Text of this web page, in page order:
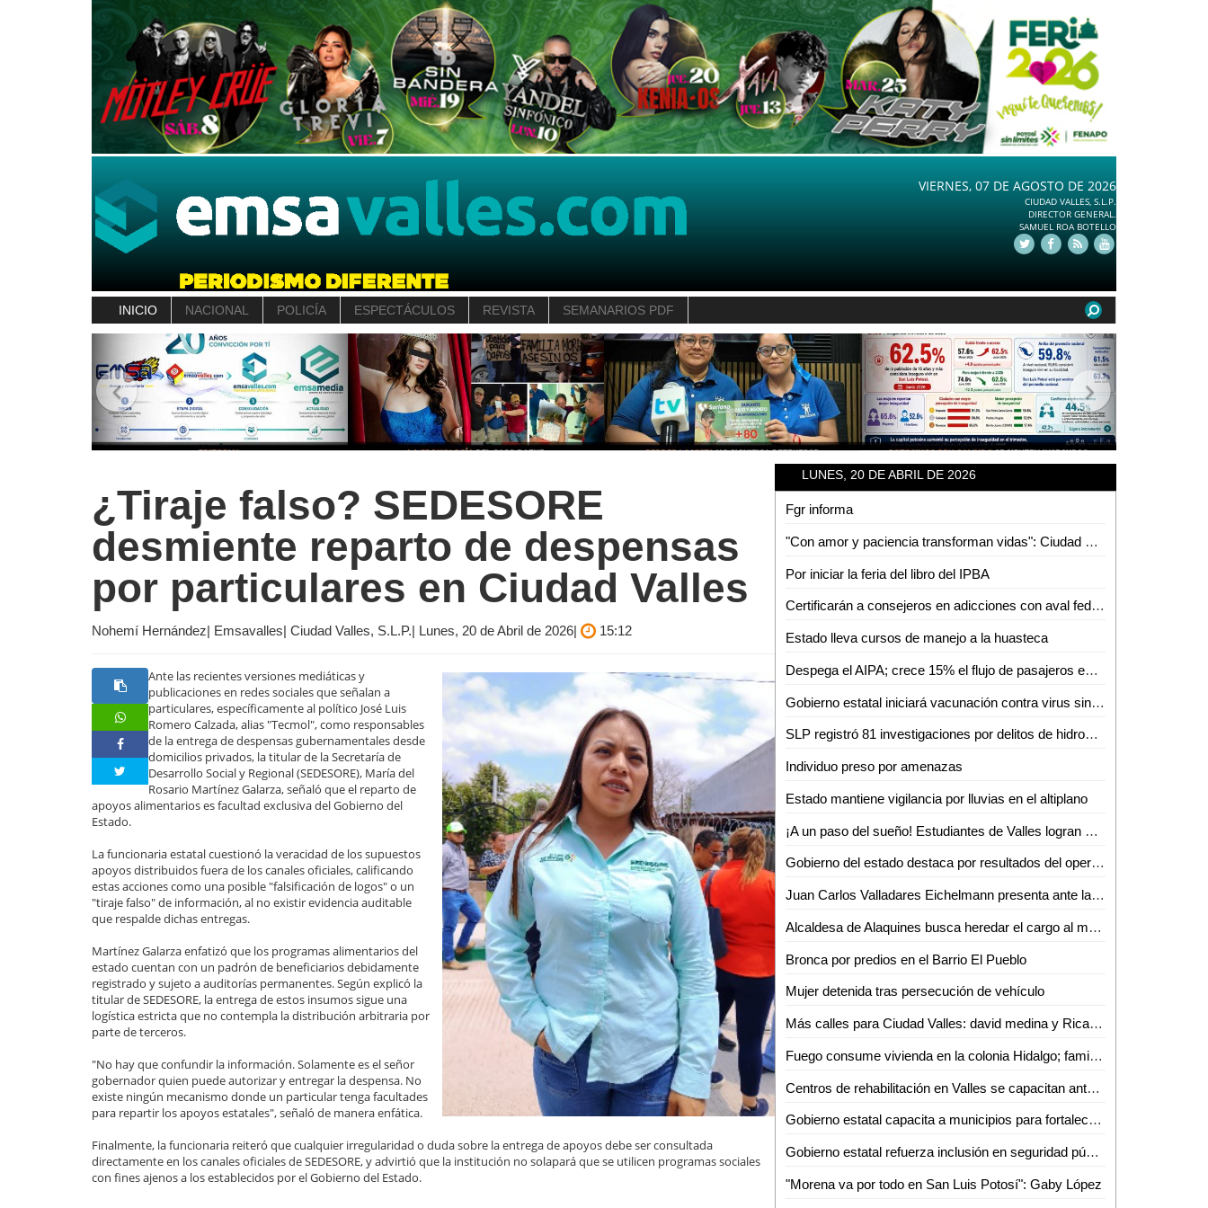
VIERNES, 07 DE AGOSTO DE 2026
CIUDAD VALLES, S.L.P.
DIRECTOR GENERAL.
SAMUEL ROA BOTELLO
INICIO NACIONAL POLICÍA ESPECTÁCULOS REVISTA SEMANARIOS PDF
¿Tiraje falso? SEDESORE
desmiente reparto de despensas
por particulares en Ciudad Valles
Nohemí Hernández| Emsavalles| Ciudad Valles, S.L.P.| Lunes, 20 de Abril de 2026| 15:12
Ante las recientes versiones mediáticas y
publicaciones en redes sociales que señalan a
particulares, específicamente al político José Luis
Romero Calzada, alias "Tecmol", como responsables
de la entrega de despensas gubernamentales desde
domicilios privados, la titular de la Secretaría de
Desarrollo Social y Regional (SEDESORE), María del
Rosario Martínez Galarza, señaló que el reparto de
apoyos alimentarios es facultad exclusiva del Gobierno del
Estado.
La funcionaria estatal cuestionó la veracidad de los supuestos
apoyos distribuidos fuera de los canales oficiales, calificando
estas acciones como una posible "falsificación de logos" o un
"tiraje falso" de información, al no existir evidencia auditable
que respalde dichas entregas.
Martínez Galarza enfatizó que los programas alimentarios del
estado cuentan con un padrón de beneficiarios debidamente
registrado y sujeto a auditorías permanentes. Según explicó la
titular de SEDESORE, la entrega de estos insumos sigue una
logística estricta que no contempla la distribución arbitraria por
parte de terceros.
"No hay que confundir la información. Solamente es el señor
gobernador quien puede autorizar y entregar la despensa. No
existe ningún mecanismo donde un particular tenga facultades
para repartir los apoyos estatales", señaló de manera enfática.
Finalmente, la funcionaria reiteró que cualquier irregularidad o duda sobre la entrega de apoyos debe ser consultada
directamente en los canales oficiales de SEDESORE, y advirtió que la institución no solapará que se utilicen programas sociales
con fines ajenos a los establecidos por el Gobierno del Estado.
LUNES, 20 DE ABRIL DE 2026
Fgr informa
"Con amor y paciencia transforman vidas": Ciudad Valles reconoce a educadoras en emotivo homenaje
Por iniciar la feria del libro del IPBA
Certificarán a consejeros en adicciones con aval federal en Ciudad Valles
Estado lleva cursos de manejo a la huasteca
Despega el AIPA; crece 15% el flujo de pasajeros en arranque de 2026
Gobierno estatal iniciará vacunación contra virus sincitial respiratorio para proteger a bebés
SLP registró 81 investigaciones por delitos de hidrocarburos en 2025
Individuo preso por amenazas
Estado mantiene vigilancia por lluvias en el altiplano
¡A un paso del sueño! Estudiantes de Valles logran 99% para ir al "Mundialito"
Gobierno del estado destaca por resultados del operativo "Convoy" en la zona metropolitana
Juan Carlos Valladares Eichelmann presenta ante la AMPI San Luis Potosí iniciativa federal para profesionalizar el mercado inmobiliario
Alcaldesa de Alaquines busca heredar el cargo al marido
Bronca por predios en el Barrio El Pueblo
Mujer detenida tras persecución de vehículo
Más calles para Ciudad Valles: david medina y Ricardo Gallardo entregan nueva vialidad en calle haití
Fuego consume vivienda en la colonia Hidalgo; familia queda a salvo
Centros de rehabilitación en Valles se capacitan ante ola de jóvenes atrapados por las drogas
Gobierno estatal capacita a municipios para fortalecer la fiscalización de recursos
Gobierno estatal refuerza inclusión en seguridad pública
"Morena va por todo en San Luis Potosí": Gaby López